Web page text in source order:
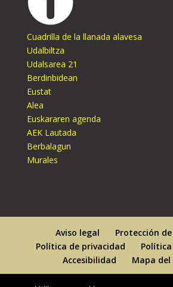
Cuadrilla de la llanada alavesa
Udalbiltza
Udalsarea 21
Berdinbidean
Eustat
Alea
Euskararen agenda
AEK Lautada
Berbalagun
Murales
Aviso legal
Protección
Política de privacidad
Accesibilidad
Mapa